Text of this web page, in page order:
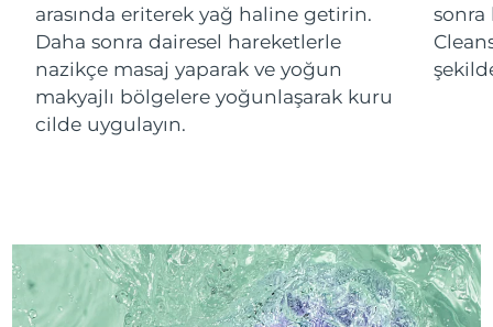
arasında eriterek yağ haline getirin.
Daha sonra dairesel hareketlerle
nazikçe masaj yaparak ve yoğun
makyajlı bölgelere yoğunlaşarak kuru
cilde uygulayın.
sonra